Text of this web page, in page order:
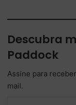
Descubra
Paddock
Assine para
mail.